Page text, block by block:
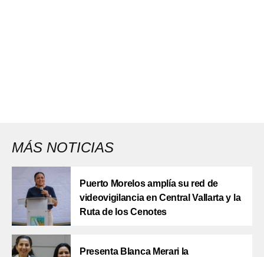
MÁS NOTICIAS
Puerto Morelos amplía su red de
videovigilancia en Central Vallarta y la
Ruta de los Cenotes
Presenta Blanca Merari la